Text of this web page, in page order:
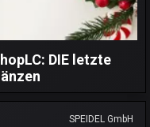
DIE letzte
SPEIDEL GmbH